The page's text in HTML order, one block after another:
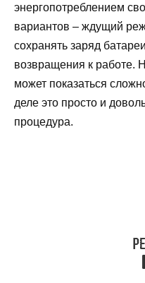
энергопотреблением
вариантов – ждущий
сохранять заряд
возвращения к работе.
может показаться
деле это просто и
процедура.